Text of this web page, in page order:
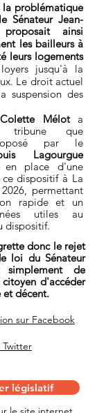
problématique
Sénateur Jean-
proposait ainsi
les bailleurs à
leurs logements
jusqu'à la
Le droit actuel
suspension des
Mélot a
que
par le
Lagourgue
place d'une
dispositif à La
permettant
rapide et un
utiles au
dispositif.
donc le rejet
loi du Sénateur
simplement de
d'accéder
et décent.
sur Facebook
législatif